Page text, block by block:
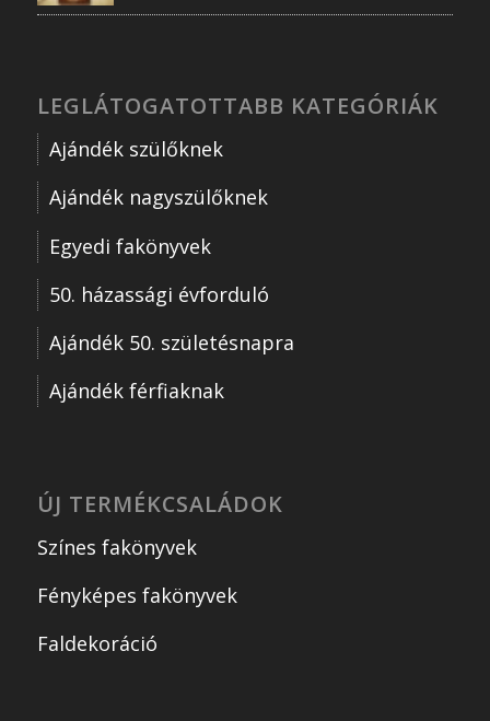
LEGLÁTOGATOTTABB KATEGÓRIÁK
Ajándék szülőknek
Ajándék nagyszülőknek
Egyedi fakönyvek
50. házassági évforduló
Ajándék 50. születésnapra
Ajándék férfiaknak
ÚJ TERMÉKCSALÁDOK
Színes fakönyvek
Fényképes fakönyvek
Faldekoráció